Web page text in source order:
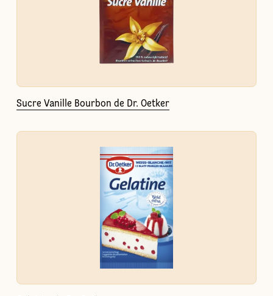
Sucre Vanille Bourbon de Dr. Oetker